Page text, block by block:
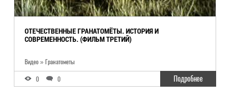
ОТЕЧЕСТВЕННЫЕ ГРАНАТОМЁТЫ. ИСТОРИЯ И
СОВРЕМЕННОСТЬ. (ФИЛЬМ ТРЕТИЙ)
Видео » Гранатометы
0 0 Подробнее